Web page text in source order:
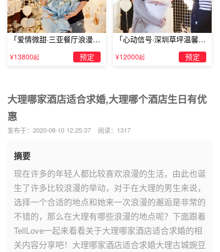
「爱情微甜·三亚餐厅浪漫求
婚」
¥13800起 预定
「心动信号·深圳草坪温馨求
婚」
¥12000起 预定
大理哪家酒店适合求婚,大理哪个酒店生日有优
惠
发布于：2020-08-10 12:25:37 阅读：1317
摘要
现在许多的年轻人都比较喜欢浪漫的生活，由此也诞
生了许多比较浪漫的举动，对于在大理的男生来说，
选择一个合适的地点和她来一次浪漫的邂逅是非常的
不错的，那么在大理有哪些浪漫的地点呢？下面跟着
TellLove一起来看看关于大理哪家酒店适合求婚的相
关内容分享吧！大理哪家酒店适合求婚大理古城豌豆